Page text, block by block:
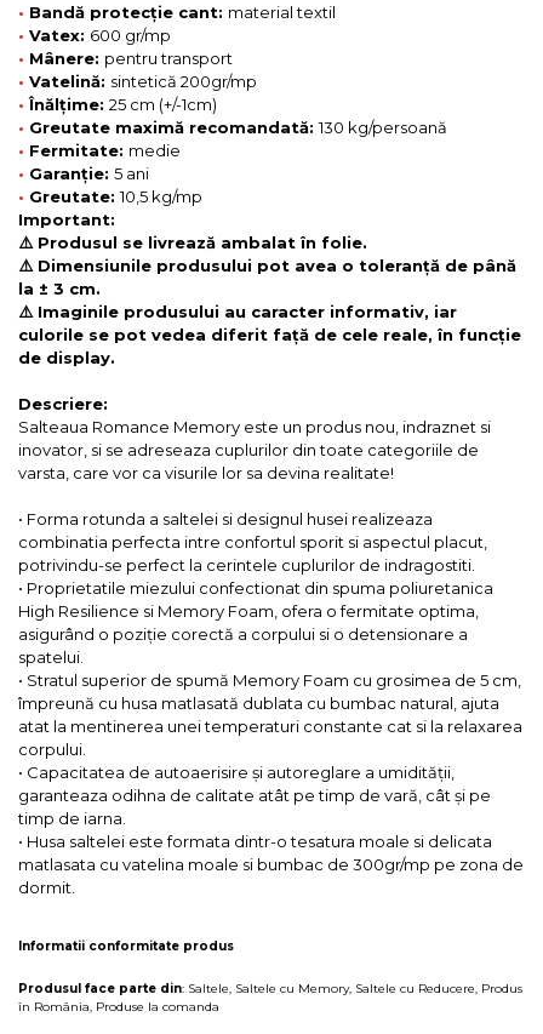
• Bandă protecție cant: material textil
• Vatex: 600 gr/mp
• Mânere: pentru transport
• Vatelină: sintetică 200gr/mp
• Înălțime: 25 cm (+/-1cm)
• Greutate maximă recomandată:130 kg/persoană
• Fermitate: medie
• Garanție: 5 ani
• Greutate:10,5 kg/mp
Important:
⚠️ Produsul se livrează ambalat în folie.
⚠️ Dimensiunile produsului pot avea o toleranță de până
la ± 3 cm.
⚠️ Imaginile produsului au caracter informativ, iar
culorile se pot vedea diferit față de cele reale, în funcție
de display.
Descriere:
Salteaua Romance Memory este un produs nou, indraznet si
inovator, si se adreseaza cuplurilor din toate categoriile de
varsta, care vor ca visurile lor sa devina realitate!
• Forma rotunda a saltelei si designul husei realizeaza
combinatia perfecta intre confortul sporit si aspectul placut,
potrivindu-se perfect la cerintele cuplurilor de indragostiti.
• Proprietatile miezului confectionat din spuma poliuretanica
High Resilience si Memory Foam, ofera o fermitate optima,
asigurând o poziție corectă a corpului si o detensionare a
spatelui.
• Stratul superior de spumă Memory Foam cu grosimea de 5 cm,
împreună cu husa matlasată dublata cu bumbac natural, ajuta
atat la mentinerea unei temperaturi constante cat si la relaxarea
corpului.
• Capacitatea de autoaerisire și autoreglare a umidităţii,
garanteaza odihna de calitate atât pe timp de vară, cât și pe
timp de iarna.
• Husa saltelei este formata dintr-o tesatura moale si delicata
matlasata cu vatelina moale si bumbac de 300gr/mp pe zona de
dormit.
Informatii conformitate produs
Produsul face parte din: Saltele, Saltele cu Memory, Saltele cu Reducere, Produs
în România, Produse la comanda